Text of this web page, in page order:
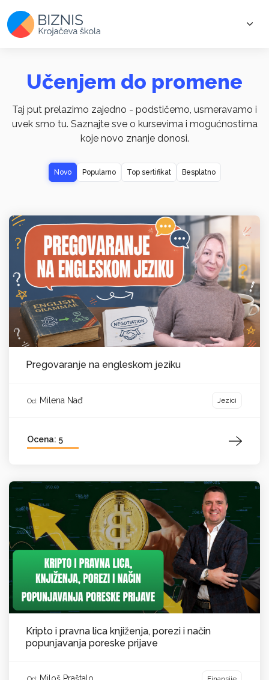
Učenjem do promene
Taj put prelazimo zajedno - podstičemo, usmeravamo i
uvek smo tu. Saznajte sve o kursevima i mogućnostima
koje novo znanje donosi.
Novo Popularno Top sertifikat Besplatno
Pregovaranje na engleskom jeziku
Od: Milena Nađ Jezici
Ocena: 5
Kripto i pravna lica knjiženja, porezi i način
popunjavanja poreske prijave